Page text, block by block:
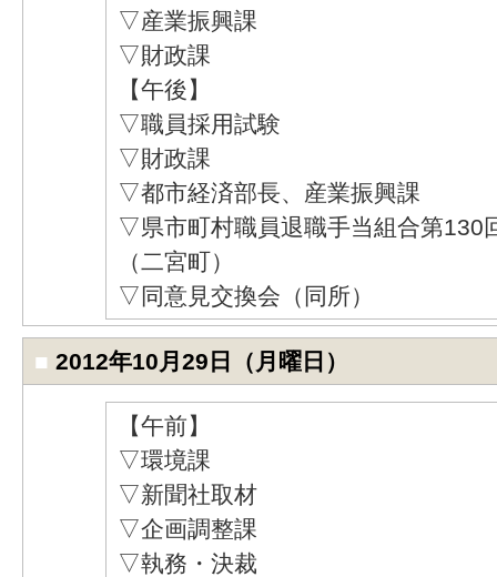
▽産業振興課
▽財政課
【午後】
▽職員採用試験
▽財政課
▽都市経済部長、産業振興課
▽県市町村職員退職手当組合第130
（二宮町）
▽同意見交換会（同所）
■ 2012年10月29日（月曜日）
【午前】
▽環境課
▽新聞社取材
▽企画調整課
▽執務・決裁